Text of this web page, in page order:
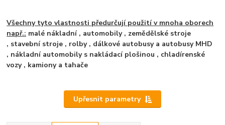
Všechny tyto vlastnosti předurčují použití v mnoha oborech
např.: malé nákladní , automobily , zemědělské stroje
, stavební stroje , rolby , dálkové autobusy a autobusy MHD
, nákladní automobily s nakládací plošinou , chladírenské
vozy , kamiony a tahače
Upřesnit parametry